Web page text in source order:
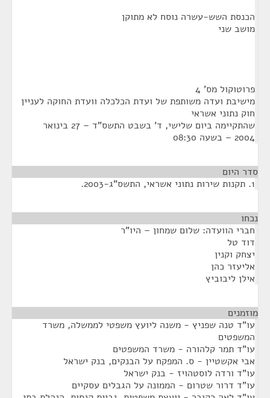
הכנסת השש-עשרה נוסח לא מתוקן
מושב שני
פרוטוקול מס' 4
מישיבת ועדה משותפת של ועדת הכלכלה וועדת החוקה לעניין
חוק נתוני אשראי
שהתקיימה ביום שלישי, ד' בשבט התשס"ד – 27 בינואר
2004 – בשעה 08:30
סדר היום
1. תקנות שירות נתוני אשראי, התשס"ג-2003.
נכחו
חברי הוועדה: שלום שמחון – היו"ר
דוד טל
יצחק וקנין
אליעזר כהן
אילן ליבוביץ
מוזמנים
עו"ד טנה שפניץ - משנה ליועץ משפטי לממשלה, משרד
המשפטים
עו"ד תמר קלהורה - משרד המשפטים
אבי אקשטיין - ס. המפקח על הבנקים, בנק ישראל
עו"ד ורדה לוסטהויז - בנק ישראל
עו"ד דרור שטרום - הממונה על הגבלים עסקיים